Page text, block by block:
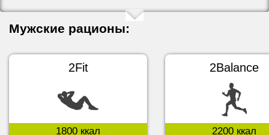
Мужские рационы:
2Fit
1800 ккал
2Balance
2200 ккал